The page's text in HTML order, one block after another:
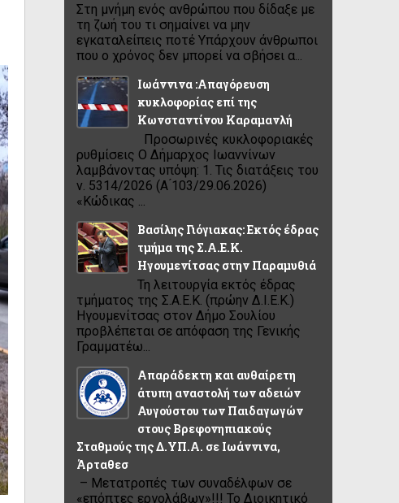
Στη μνήμη ενός ανθρώπου που δίδαξε με
τη ζωή του τι σημαίνει να μην
εγκαταλείπεις ποτέ Υπάρχουν άνθρωποι
που ο χρόνος δεν μπορεί να σβήσει α...
Ιωάννινα :Απαγόρευση
κυκλοφορίας επί της
Κωνσταντίνου Καραμανλή
Προσωρινές κυκλοφοριακές
ρυθμίσεις Ο Δήμαρχος Ιωαννίνων
λαμβάνοντας υπόψη: 1. Τις διατάξεις του
ν. 5314/2026 (Α ́103/29.06.2026)
«Κώδικας ...
Βασίλης Γιόγιακας: Εκτός έδρας
τμήμα της Σ.Α.Ε.Κ.
Ηγουμενίτσας στην Παραμυθιά
Τη λειτουργία εκτός έδρας
τμήματος της Σ.Α.Ε.Κ. (πρώην Δ.Ι.Ε.Κ.)
Ηγουμενίτσας στον Δήμο Σουλίου
προβλέπεται σε απόφαση της Γενικής
Γραμματέω...
Απαράδεκτη και αυθαίρετη
άτυπη αναστολή των αδειών
Αυγούστου των Παιδαγωγών
στους Βρεφονηπιακούς
Σταθμούς της Δ.ΥΠ.Α. σε Ιωάννινα,
Άρταθεσ
– Μετατροπές των συναδέλφων σε
«επόπτες εργολάβων»!!! Το Διοικητικό